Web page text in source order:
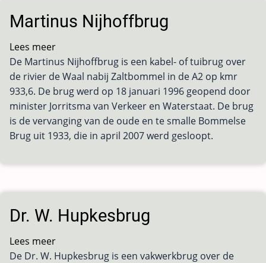
Martinus Nijhoffbrug
Lees meer
Martinus
Nijhoffbrug
De Martinus Nijhoffbrug is een kabel- of tuibrug over
de rivier de Waal nabij Zaltbommel in de A2 op kmr
933,6. De brug werd op 18 januari 1996 geopend door
minister Jorritsma van Verkeer en Waterstaat. De brug
is de vervanging van de oude en te smalle Bommelse
Brug uit 1933, die in april 2007 werd gesloopt.
Dr. W. Hupkesbrug
Lees meer
Dr.
De Dr. W. Hupkesbrug is een vakwerkbrug over de